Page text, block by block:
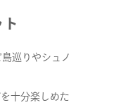
巡りやシュノ
十分楽しめた